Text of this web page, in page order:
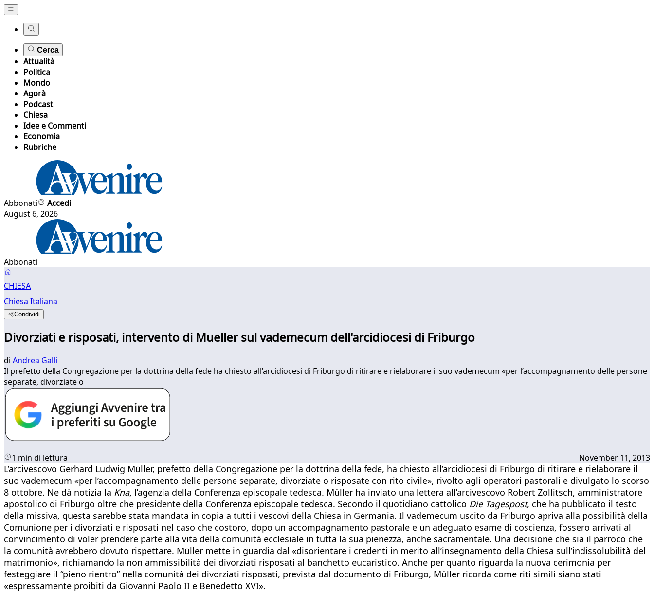
Cerca
Attualità
Politica
Mondo
Agorà
Podcast
Chiesa
Idee e Commenti
Economia
Rubriche
Abbonati
Accedi
August 6, 2026
Abbonati
CHIESA
Chiesa Italiana
Condividi
Divorziati e risposati, intervento di Mueller sul vademecum dell'arcidiocesi di Friburgo
di Andrea Galli
Il prefetto della Congregazione per la dottrina della fede ha chiesto all’arcidiocesi di Friburgo di ritirare e rielaborare il suo vademecum «per l’accompagnamento delle persone
separate, divorziate o
1 min di lettura November 11, 2013
L’arcivescovo Gerhard Ludwig Müller, prefetto della Congregazione per la dottrina della fede, ha chiesto all’arcidiocesi di Friburgo di ritirare e rielaborare il
suo vademecum «per l’accompagnamento delle persone separate, divorziate o risposate con rito civile», rivolto agli operatori pastorali e divulgato lo scorso
8 ottobre. Ne dà notizia la Kna, l’agenzia della Conferenza episcopale tedesca. Müller ha inviato una lettera all’arcivescovo Robert Zollitsch, amministratore
apostolico di Friburgo oltre che presidente della Conferenza episcopale tedesca. Secondo il quotidiano cattolico Die Tagespost, che ha pubblicato il testo
della missiva, questa sarebbe stata mandata in copia a tutti i vescovi della Chiesa in Germania. Il vademecum uscito da Friburgo apriva alla possibilità della
Comunione per i divorziati e risposati nel caso che costoro, dopo un accompagnamento pastorale e un adeguato esame di coscienza, fossero arrivati al
convincimento di voler prendere parte alla vita della comunità ecclesiale in tutta la sua pienezza, anche sacramentale. Una decisione che sia il parroco che
la comunità avrebbero dovuto rispettare. Müller mette in guardia dal «disorientare i credenti in merito all’insegnamento della Chiesa sull’indissolubilità del
matrimonio», richiamando la non ammissibilità dei divorziati risposati al banchetto eucaristico. Anche per quanto riguarda la nuova cerimonia per
festeggiare il “pieno rientro” nella comunità dei divorziati risposati, prevista dal documento di Friburgo, Müller ricorda come riti simili siano stati
«espressamente proibiti da Giovanni Paolo II e Benedetto XVI».